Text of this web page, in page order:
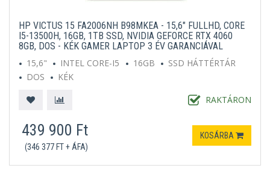
HP VICTUS 15 FA2006NH B98MKEA - 15,6" FULLHD, CORE
I5-13500H, 16GB, 1TB SSD, NVIDIA GEFORCE RTX 4060
8GB, DOS - KÉK GAMER LAPTOP 3 ÉV GARANCIÁVAL
15,6"
INTEL CORE-I5 16GB
SSD HÁTTÉRTÁR
DOS
KÉK
RAKTÁRON
439 900 Ft
(346 377 FT + ÁFA)
KOSÁRBA